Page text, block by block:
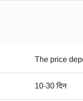
The price
10-30 दिन